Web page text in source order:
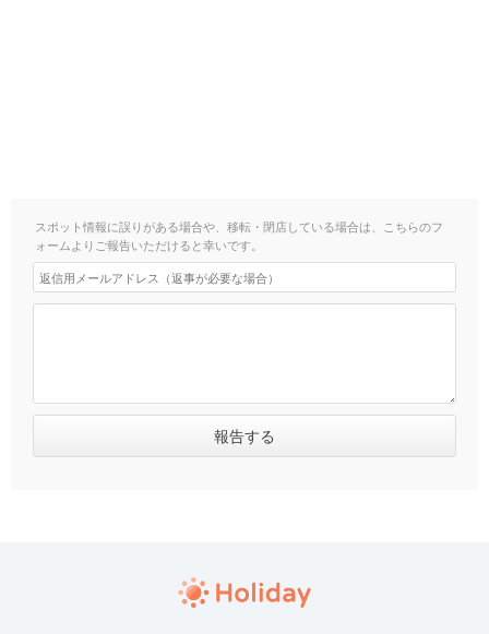
スポット情報に誤りがある場合や、移転・閉店している場合は、こちらのフ
ォームよりご報告いただけると幸いです。